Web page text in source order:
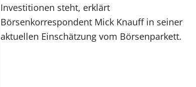
Investitionen steht, erklärt
Börsenkorrespondent Mick Knauff in seiner
aktuellen Einschätzung vom Börsenparkett.